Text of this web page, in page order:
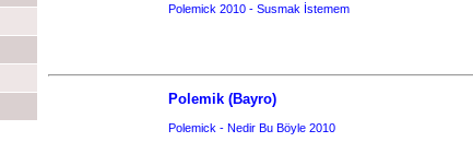
Polemick 2010 - Susmak İstemem
Polemik (Bayro)
Polemick - Nedir Bu Böyle 2010